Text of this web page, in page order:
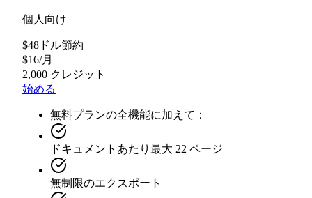
個人向け
$48ドル節約
$16/月
2,000 クレジット
始める
無料プランの全機能に加えて：
ドキュメントあたり最大 22 ページ
無制限のエクスポート